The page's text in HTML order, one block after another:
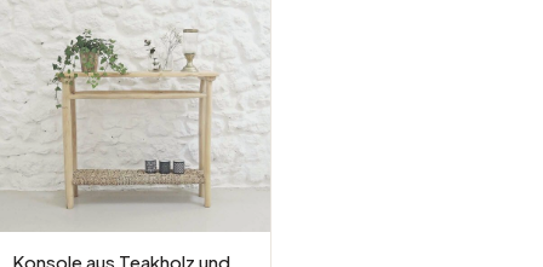
Konsole aus Teakholz und